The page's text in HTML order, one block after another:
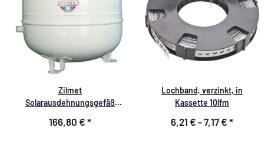
Zilmet
Solarausdehnungsgefäß
166,80 € *
Lochband, verzinkt, in
Kassette 10lfm
6,21 € -7,17 € *